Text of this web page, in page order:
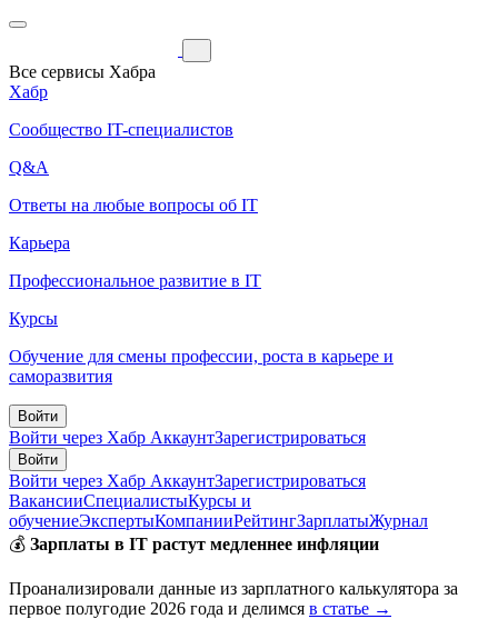
Все сервисы Хабра
Хабр
Сообщество IT-специалистов
Q&A
Ответы на любые вопросы об IT
Карьера
Профессиональное развитие в IT
Курсы
Обучение для смены профессии, роста в карьере и
саморазвития
Войти
Войти через Хабр АккаунтЗарегистрироваться
Войти
Войти через Хабр АккаунтЗарегистрироваться
ВакансииСпециалистыКурсы и
обучениеЭкспертыКомпанииРейтингЗарплатыЖурнал
💰 Зарплаты в IT растут медленнее инфляции
Проанализировали данные из зарплатного калькулятора за
первое полугодие 2026 года и делимся в статье →